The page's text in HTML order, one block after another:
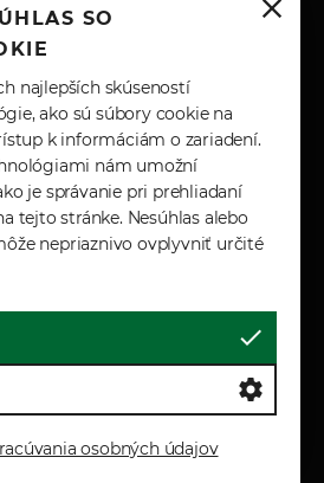
SO
najlepších skúseností
ako sú súbory cookie na
k informáciám o zariadení.
nám umožní
je správanie pri prehliadaní
tejto stránke. Nesúhlas alebo
nepriaznivo ovplyvniť určité
osobných údajov
FACEBOOK
LINKEDIN
YOUTUBE